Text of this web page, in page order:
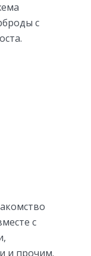
с
с
и прочим.